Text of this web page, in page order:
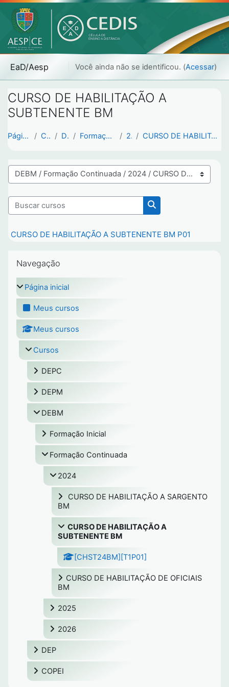
EaD/Aesp Você ainda não se identificou. (Acessar)
CURSO DE HABILITAÇÃO A
SUBTENENTE BM
Página inicial Cursos DEBM Formação Continuada 2024 CURSO DE HABILITAÇÃO A SUBTENENTE BM
Categorias de Cursos
Buscar cursos
Buscar cursos
CURSO DE HABILITAÇÃO A SUBTENENTE BM P01
Navegação
Página inicial
Meus cursos
Meus cursos
Cursos
DEPC
DEPM
DEBM
Formação Inicial
Formação Continuada
2024
CURSO DE HABILITAÇÃO A SARGENTO
BM
CURSO DE HABILITAÇÃO A
SUBTENENTE BM
[CHST24BM][T1P01]
CURSO DE HABILITAÇÃO DE OFICIAIS
BM
2025
2026
DEP
COPEI